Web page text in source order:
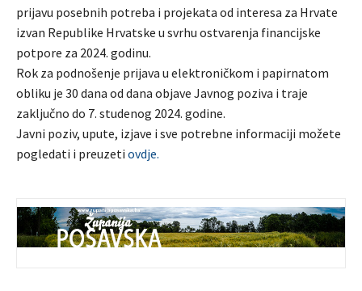
prijavu posebnih potreba i projekata od interesa za Hrvate
izvan Republike Hrvatske u svrhu ostvarenja financijske
potpore za 2024. godinu.
Rok za podnošenje prijava u elektroničkom i papirnatom
obliku je 30 dana od dana objave Javnog poziva i traje
zaključno do 7. studenog 2024. godine.
Javni poziv, upute, izjave i sve potrebne informaciji možete
pogledati i preuzeti ovdje.